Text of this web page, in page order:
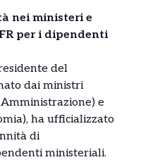
nei ministeri e
per i dipendenti
del
dai ministri
e
ha ufficializzato
di
ministeriali.